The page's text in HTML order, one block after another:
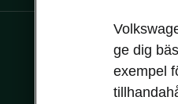
Ladda elbil publiktge dig
exempel